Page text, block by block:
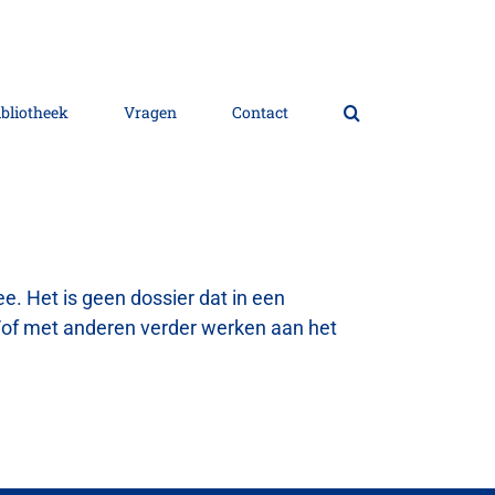
Vragen Contact
Het is geen dossier dat in een
met anderen verder werken aan het